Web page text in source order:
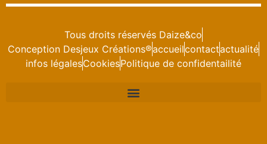
Tous droits réservés Daize&co
Conception Desjeux Créations®accueilcontactactualité
infos légalesCookiesPolitique de confidentailité